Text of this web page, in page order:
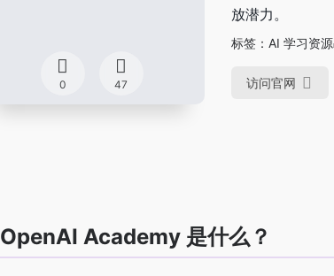
0 47
放潜力。
标签： AI 学习资源
访问官网
OpenAI Academy 是什么？